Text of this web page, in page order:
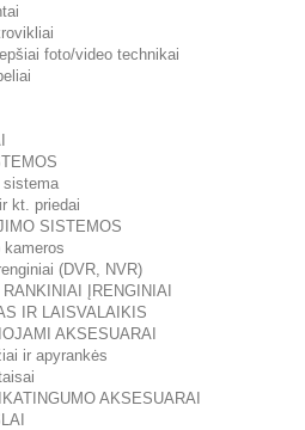
foto/video technikai
sistema
kt. priedai
SISTEMOS
kameros
(DVR, NVR)
ĮRENGINIAI
IR LAISVALAIKIS
AKSESUARAI
ir apyrankės
AKSESUARAI